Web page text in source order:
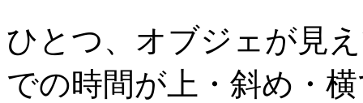
ひとつ、オブジェが見
での時間が上・斜め・